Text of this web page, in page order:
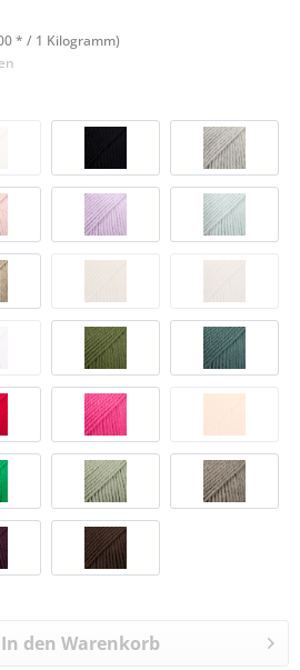
* / 1 Kilogramm)
In den Warenkorb